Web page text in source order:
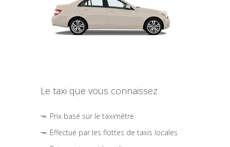
Le taxi que vous connaissez
Prix basé sur le taximètre
Effectué par les flottes de taxis locales